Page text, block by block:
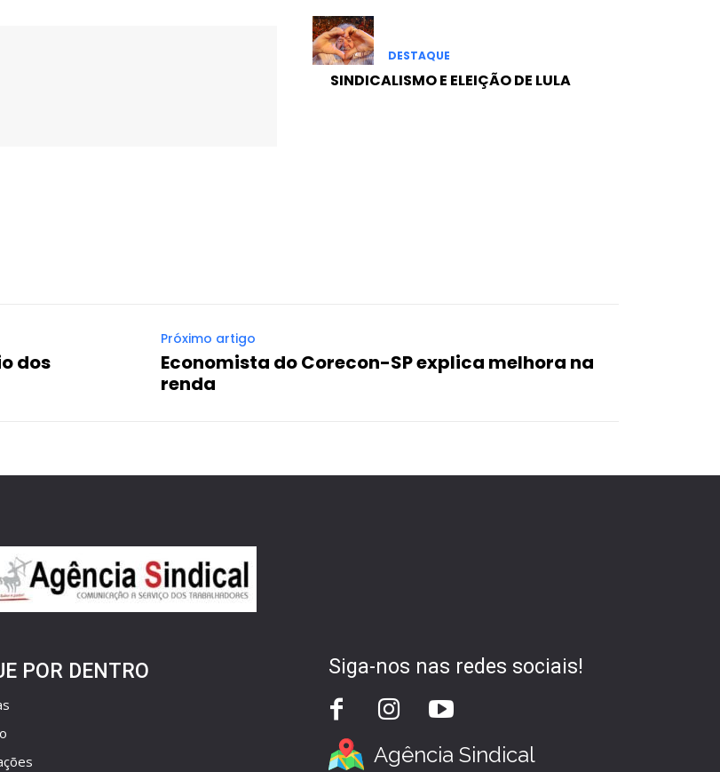
DESTAQUE
SINDICALISMO E ELEIÇÃO DE LULA
dos
Próximo artigo
Economista do Corecon-SP explica melhora na
renda
POR DENTRO Siga-nos nas redes sociais!
Agência Sindical